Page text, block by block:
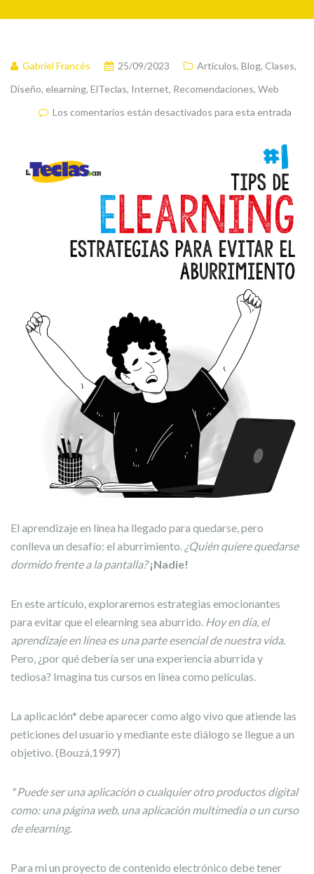
Gabriel Francés 25/09/2023 Artículos, Blog, Clases,
Diseño, elearning, ElTeclas, Internet, Recomendaciones, Web
Los comentarios están desactivados para esta entrada
El aprendizaje en línea ha llegado para quedarse, pero
conlleva un desafío: el aburrimiento. ¿Quién quiere quedarse
dormido frente a la pantalla?¡Nadie!
En este artículo, exploraremos estrategias emocionantes
para evitar que el elearning sea aburrido. Hoy en día, el
aprendizaje en línea es una parte esencial de nuestra vida.
Pero, ¿por qué debería ser una experiencia aburrida y
tediosa? Imagina tus cursos en línea como películas.
La aplicación* debe aparecer como algo vivo que atiende las
peticiones del usuario y mediante este diálogo se llegue a un
objetivo. (Bouzá,1997)
* Puede ser una aplicación o cualquier otro productos digital
como: una página web, una aplicación multimedia o un curso
de elearning.
Para mi un proyecto de contenido electrónico debe tener